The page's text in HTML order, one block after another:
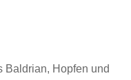
Baldrian, Hopfen und